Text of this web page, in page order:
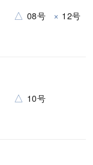
△ 08号 × 12号
△ 10号